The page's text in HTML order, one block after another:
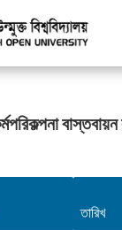
পরিচয়ে প্রতারণার
বাস্তবায়ন
তারিখ